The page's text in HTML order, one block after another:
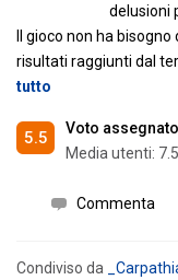
delusioni
Il gioco non ha
risultati raggiunti dal
tutto
5.5
Voto
Media utenti: 7.5
Commenta
Condiviso da